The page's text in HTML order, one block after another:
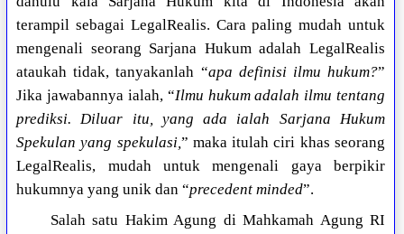
terampil sebagai LegalRealis. Cara paling mudah untuk
mengenali seorang Sarjana Hukum adalah LegalRealis
ataukah tidak, tanyakanlah “apa definisi ilmu hukum?”
Jika jawabannya ialah, “Ilmu hukum adalah ilmu tentang
prediksi. Diluar itu, yang ada ialah Sarjana Hukum
Spekulan yang spekulasi,” maka itulah ciri khas seorang
LegalRealis, mudah untuk mengenali gaya berpikir
hukumnya yang unik dan “precedent minded”.
Salah satu Hakim Agung di Mahkamah Agung RI